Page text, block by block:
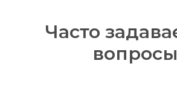
Часто
вопросы